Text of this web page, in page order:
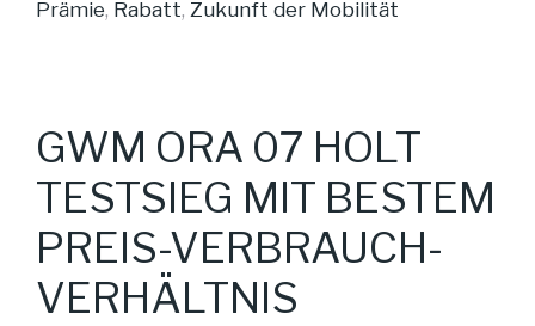
Prämie, Rabatt, Zukunft der Mobilität
GWM ORA 07 HOLT
TESTSIEG MIT BESTEM
PREIS-VERBRAUCH-
VERHÄLTNIS